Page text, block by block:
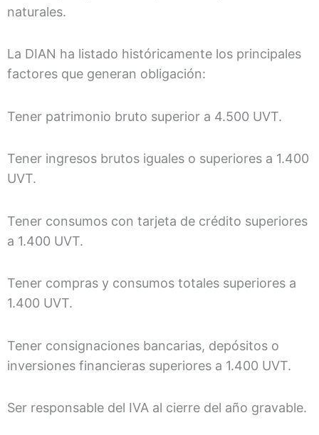
naturales.
La DIAN ha listado históricamente los principales
factores que generan obligación:
Tener patrimonio bruto superior a 4.500 UVT.
Tener ingresos brutos iguales o superiores a 1.400
UVT.
Tener consumos con tarjeta de crédito superiores
a 1.400 UVT.
Tener compras y consumos totales superiores a
1.400 UVT.
Tener consignaciones bancarias, depósitos o
inversiones financieras superiores a 1.400 UVT.
Ser responsable del IVA al cierre del año gravable.